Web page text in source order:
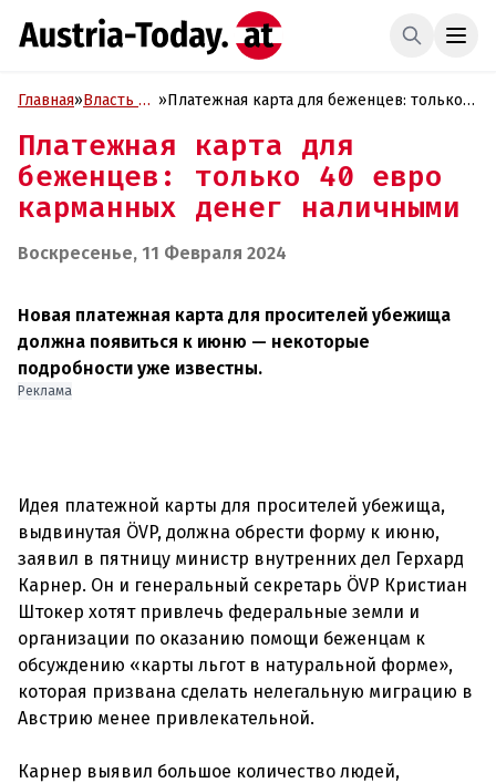
Главная»Власть и
»Платежная карта для беженцев: только
Платежная карта для
беженцев: только 40 евро
карманных денег наличными
Воскресенье, 11 Февраля 2024
Новая платежная карта для просителей убежища
должна появиться к июню — некоторые
подробности уже известны.
Реклама
Идея платежной карты для просителей убежища,
выдвинутая ÖVP, должна обрести форму к июню,
заявил в пятницу министр внутренних дел Герхард
Карнер. Он и генеральный секретарь ÖVP Кристиан
Штокер хотят привлечь федеральные земли и
организации по оказанию помощи беженцам к
обсуждению «карты льгот в натуральной форме»,
которая призвана сделать нелегальную миграцию в
Австрию менее привлекательной.
Карнер выявил большое количество людей,